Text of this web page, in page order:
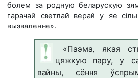
болем за родную беларускую
гарачай светлай верай у яе
вызваленне».
«Паэма, якая
цяжкую пару, у
вайны, сёння